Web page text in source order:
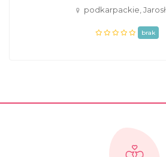
podkarpackie,
brak